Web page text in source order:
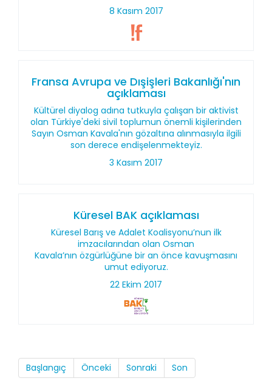
8 Kasım 2017
Fransa Avrupa ve Dışişleri Bakanlığı'nın
açıklaması
Kültürel diyalog adına tutkuyla çalışan bir aktivist
olan Türkiye'deki sivil toplumun önemli kişilerinden
Sayın Osman Kavala'nın gözaltına alınmasıyla ilgili
son derece endişelenmekteyiz.
3 Kasım 2017
Küresel BAK açıklaması
Küresel Barış ve Adalet Koalisyonu’nun ilk
imzacılarından olan Osman
Kavala’nın özgürlüğüne bir an önce kavuşmasını
umut ediyoruz.
22 Ekim 2017
Başlangıç Önceki Sonraki Son